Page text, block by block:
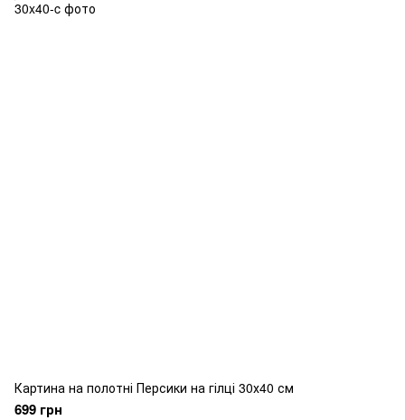
Картина на полотні Персики на гілці 30х40 см
699 грн